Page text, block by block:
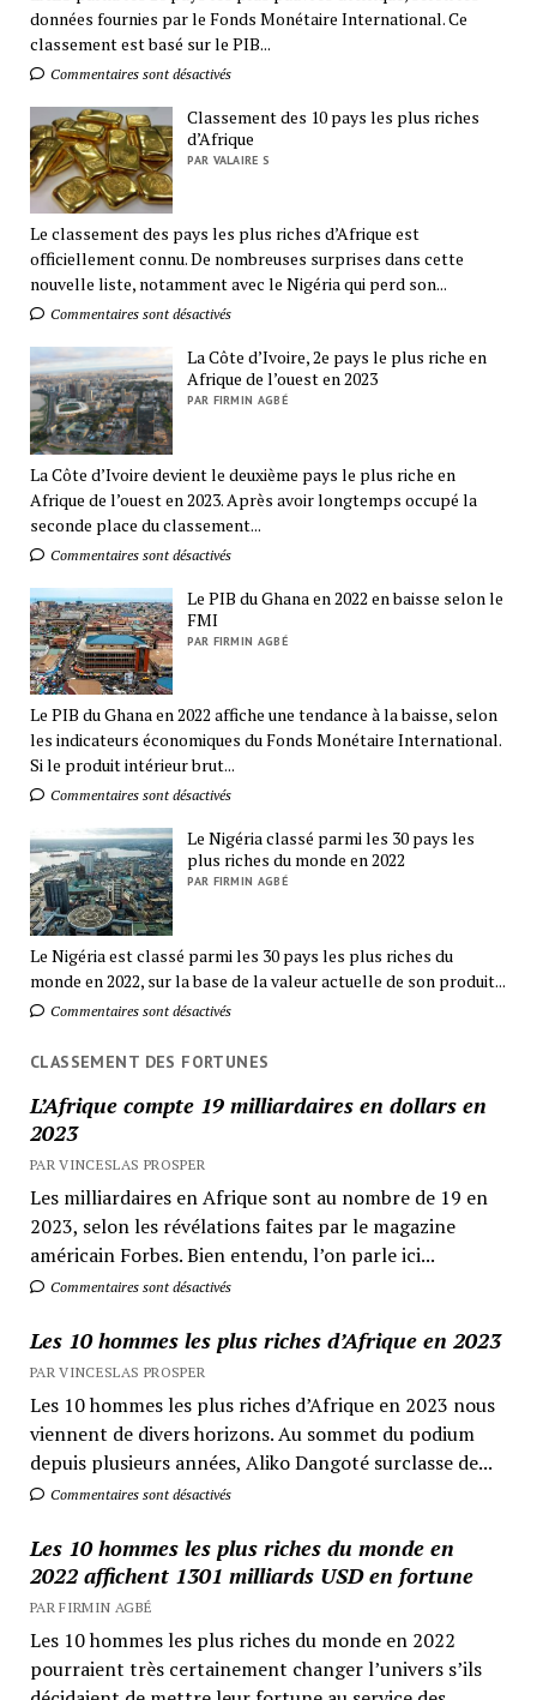
données fournies par le Fonds Monétaire International. Ce
classement est basé sur le PIB...
Commentaires sont désactivés
Classement des 10 pays les plus riches
d’Afrique
PAR VALAIRE S
Le classement des pays les plus riches d’Afrique est
officiellement connu. De nombreuses surprises dans cette
nouvelle liste, notamment avec le Nigéria qui perd son...
Commentaires sont désactivés
La Côte d’Ivoire, 2e pays le plus riche en
Afrique de l’ouest en 2023
PAR FIRMIN AGBÉ
La Côte d’Ivoire devient le deuxième pays le plus riche en
Afrique de l’ouest en 2023. Après avoir longtemps occupé la
seconde place du classement...
Commentaires sont désactivés
Le PIB du Ghana en 2022 en baisse selon le
FMI
PAR FIRMIN AGBÉ
Le PIB du Ghana en 2022 affiche une tendance à la baisse, selon
les indicateurs économiques du Fonds Monétaire International.
Si le produit intérieur brut...
Commentaires sont désactivés
Le Nigéria classé parmi les 30 pays les
plus riches du monde en 2022
PAR FIRMIN AGBÉ
Le Nigéria est classé parmi les 30 pays les plus riches du
monde en 2022, sur la base de la valeur actuelle de son produit...
Commentaires sont désactivés
CLASSEMENT DES FORTUNES
L’Afrique compte 19 milliardaires en dollars en
2023
PAR VINCESLAS PROSPER
Les milliardaires en Afrique sont au nombre de 19 en
2023, selon les révélations faites par le magazine
américain Forbes. Bien entendu, l’on parle ici...
Commentaires sont désactivés
Les 10 hommes les plus riches d’Afrique en 2023
PAR VINCESLAS PROSPER
Les 10 hommes les plus riches d’Afrique en 2023 nous
viennent de divers horizons. Au sommet du podium
depuis plusieurs années, Aliko Dangoté surclasse de...
Commentaires sont désactivés
Les 10 hommes les plus riches du monde en
2022 affichent 1301 milliards USD en fortune
PAR FIRMIN AGBÉ
Les 10 hommes les plus riches du monde en 2022
pourraient très certainement changer l’univers s’ils